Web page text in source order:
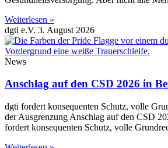
Weiterlesen »
dgti e.V. 3. August 2026
News
Anschlag auf den CSD 2026 in
dgti fordert konsequenten Schutz, volle
der Ausgrenzung Anschlag auf den CSD
fordert konsequenten Schutz, volle